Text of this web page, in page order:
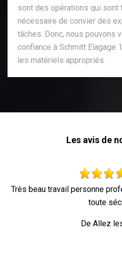
sont des opérations qui
nécessaire de convier des
tâches. Donc, nous pouvons
confiance à Schmitt Elagage
les matériels appropriés.
Les avis de
qui travaille en